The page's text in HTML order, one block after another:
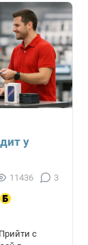
у
11436 3
с